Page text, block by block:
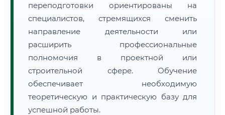
🔍Нажмите на документ для увеличения и просмотра
переподготовки ориентированы на
специалистов, стремящихся сменить
направление деятельности или
расширить профессиональные
полномочия в проектной или
строительной сфере. Обучение
обеспечивает необходимую
теоретическую и практическую базу для
успешной работы.